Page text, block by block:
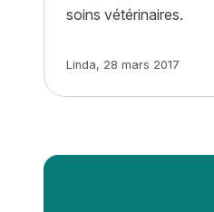
soins vétérinaires.
Article rédigé par
Linda, 28 mars 2017